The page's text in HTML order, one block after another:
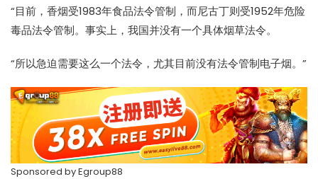
“目前，香烟受1983年食品法令管制，而尼古丁则受1952年危险
毒品法令管制。事实上，我国并没有一个具体烟草法令。
“所以急迫需要这么一个法令，尤其目前没有法令管制电子烟。”
Sponsored byEgroup88